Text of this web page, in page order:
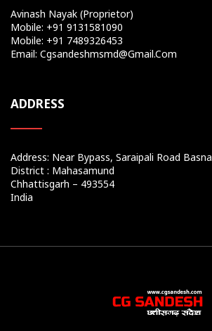
Avinash Nayak (Proprietor)
Mobile: +91 9131581090
Mobile: +91 7489326453
Email: Cgsandeshmsmd@gmail.com
ADDRESS
Address: Near Bypass, Saraipali Road Basna
District : Mahasamund
Chhattisgarh – 493554
India